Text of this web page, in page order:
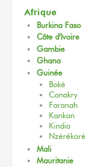
Afrique
Burkina Faso
Côte d'Ivoire
Gambie
Ghana
Guinée
Boké
Conakry
Faranah
Kankan
Kindia
Nzérékoré
Mali
Mauritanie